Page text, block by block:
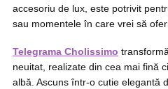
accesoriu de lux, este potrivit
sau momentele în care vrei să
Telegrama Cholissimo
neuitat, realizate din cea mai fină
albă. Ascuns într-o cutie elegantă